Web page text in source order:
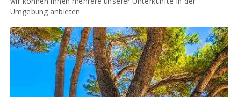
Umgebung anbieten.